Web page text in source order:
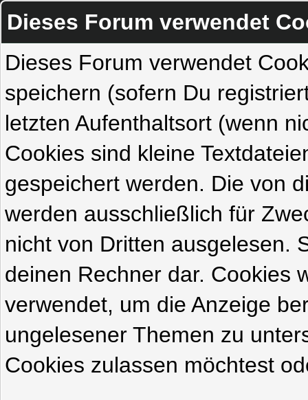
Dieses Forum verwendet
Dieses Forum verwendet
speichern (sofern Du
letzten Aufenthaltsort (wenn
Cookies sind kleine
gespeichert werden. Die von
werden ausschließlich für
nicht von Dritten ausgelesen.
deinen Rechner dar. Cookies
verwendet, um die Anzeige
ungelesener Themen zu
Cookies zulassen möchtest